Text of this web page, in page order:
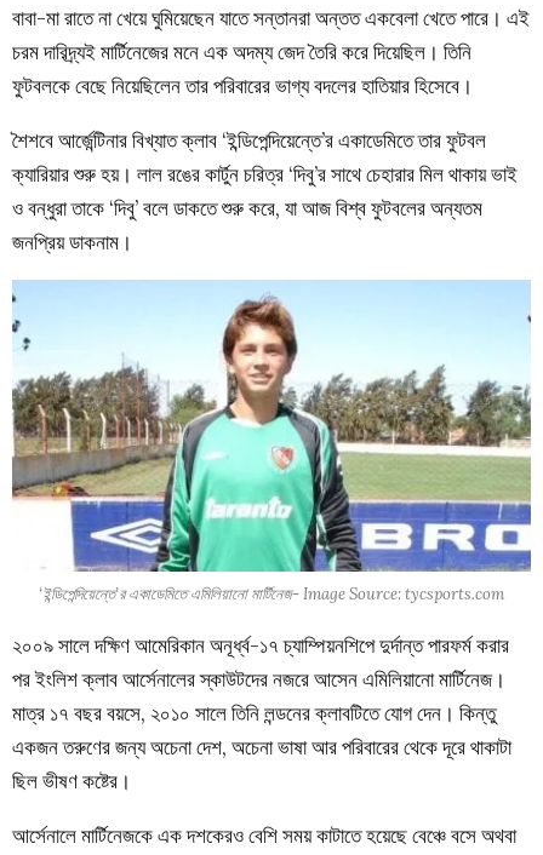
বাবা-মা রাতে না খেয়ে ঘুমিয়েছেন যাতে সন্তানরা অন্তত একবেলা খেতে পারে। এই
চরম দারিদ্র্যই মার্টিনেজের মনে এক অদম্য জেদ তৈরি করে দিয়েছিল। তিনি
ফুটবলকে বেছে নিয়েছিলেন তার পরিবারের ভাগ্য বদলের হাতিয়ার হিসেবে।
শৈশবে আর্জেন্টিনার বিখ্যাত ক্লাব ‘ইন্ডিপেন্দিয়েন্তে’র একাডেমিতে তার ফুটবল
ক্যারিয়ার শুরু হয়। লাল রঙের কার্টুন চরিত্র ‘দিবু’র সাথে চেহারার মিল থাকায় ভাই
ও বন্ধুরা তাকে ‘দিবু’ বলে ডাকতে শুরু করে, যা আজ বিশ্ব ফুটবলের অন্যতম
জনপ্রিয় ডাকনাম।
‘ইন্ডিপেন্দিয়েন্তে’র একাডেমিতে এমিলিয়ানো মার্টিনেজ- Image Source: tycsports.com
২০০৯ সালে দক্ষিণ আমেরিকান অনূর্ধ্ব-১৭ চ্যাম্পিয়নশিপে দুর্দান্ত পারফর্ম করার
পর ইংলিশ ক্লাব আর্সেনালের স্কাউটদের নজরে আসেন এমিলিয়ানো মার্টিনেজ।
মাত্র ১৭ বছর বয়সে, ২০১০ সালে তিনি লন্ডনের ক্লাবটিতে যোগ দেন। কিন্তু
একজন তরুণের জন্য অচেনা দেশ, অচেনা ভাষা আর পরিবারের থেকে দূরে থাকাটা
ছিল ভীষণ কষ্টের।
আর্সেনালে মার্টিনেজকে এক দশকেরও বেশি সময় কাটাতে হয়েছে বেঞ্চে বসে অথবা